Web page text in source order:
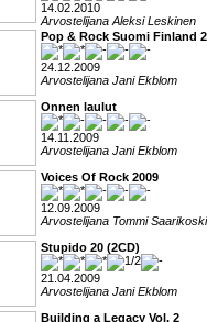
14.02.2010
Arvostelijana Aleksi Leskinen
Pop & Rock Suomi Finland
24.12.2009
Arvostelijana Jani Ekblom
Onnen laulut
14.11.2009
Arvostelijana Jani Ekblom
Voices Of Rock 2009
12.09.2009
Arvostelijana Tommi Saarikoski
Stupido 20 (2CD)
21.04.2009
Arvostelijana Jani Ekblom
Building a Legacy Vol. 2